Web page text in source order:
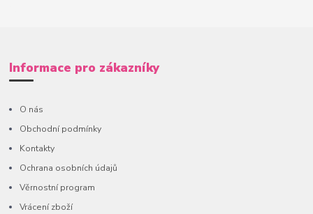
Informace pro zákazníky
O nás
Obchodní podmínky
Kontakty
Ochrana osobních údajů
Věrnostní program
Vrácení zboží